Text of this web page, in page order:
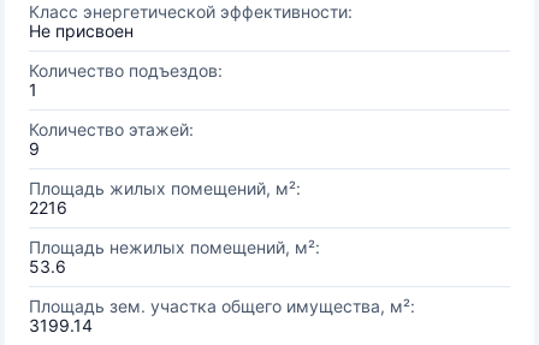
Класс энергетической эффективности:
Не присвоен
Количество подъездов:
1
Количество этажей:
9
Площадь жилых помещений, м²:
2216
Площадь нежилых помещений, м²:
53.6
Площадь зем. участка общего имущества, м²:
3199.14